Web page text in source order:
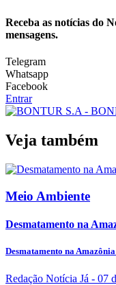
Receba as notícias do
mensagens.
Telegram
Whatsapp
Facebook
Entrar
Veja também
Meio Ambiente
Desmatamento na
Desmatamento na
Redação Notícia Já - 07